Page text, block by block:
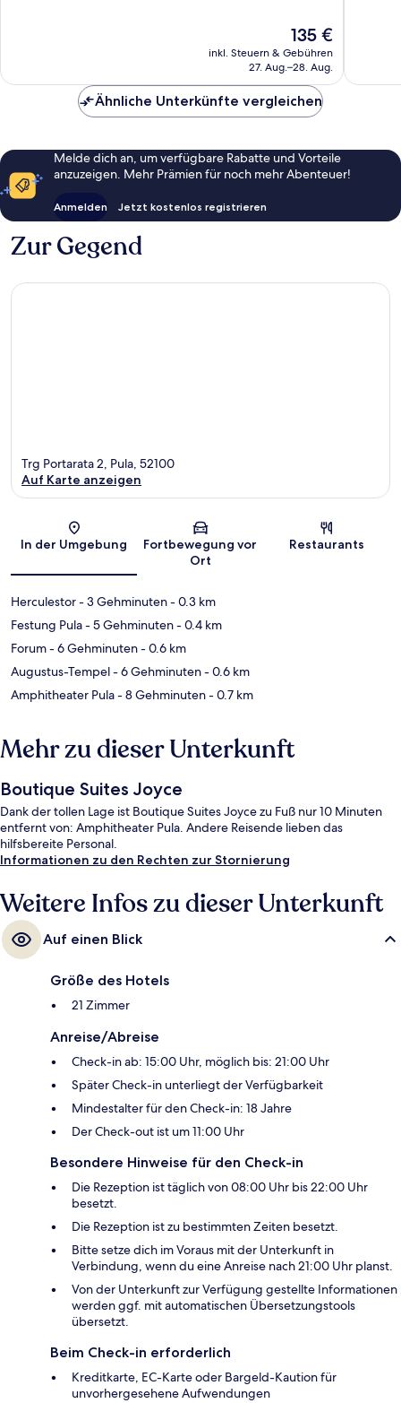
Der
Preis
beträgt
135 €
inkl. Steuern & Gebühren
27. Aug.–28. Aug.
Ähnliche Unterkünfte vergleichen
Melde dich an, um verfügbare Rabatte und Vorteile
anzuzeigen. Mehr Prämien für noch mehr Abenteuer!
Anmelden Jetzt kostenlos registrieren
Zur Gegend
Karte
Trg Portarata 2, Pula, 52100
Auf Karte anzeigen
In der Umgebung
Fortbewegung vor
Ort
Restaurants
Herculestor- 3 Gehminuten- 0.3 km
Festung Pula- 5 Gehminuten- 0.4 km
Forum- 6 Gehminuten- 0.6 km
Augustus-Tempel- 6 Gehminuten- 0.6 km
Amphitheater Pula- 8 Gehminuten- 0.7 km
Mehr zu dieser Unterkunft
Boutique Suites Joyce
Dank der tollen Lage ist Boutique Suites Joyce zu Fuß nur 10 Minuten
entfernt von: Amphitheater Pula. Andere Reisende lieben das
hilfsbereite Personal.
Informationen zu den Rechten zur Stornierung
Weitere Infos zu dieser Unterkunft
Auf einen Blick
Größe des Hotels
21 Zimmer
Anreise/Abreise
Check-in ab: 15:00 Uhr, möglich bis: 21:00 Uhr
Später Check-in unterliegt der Verfügbarkeit
Mindestalter für den Check-in: 18 Jahre
Der Check-out ist um 11:00 Uhr
Besondere Hinweise für den Check-in
Die Rezeption ist täglich von 08:00 Uhr bis 22:00 Uhr
besetzt.
Die Rezeption ist zu bestimmten Zeiten besetzt.
Bitte setze dich im Voraus mit der Unterkunft in
Verbindung, wenn du eine Anreise nach 21:00 Uhr planst.
Von der Unterkunft zur Verfügung gestellte Informationen
werden ggf. mit automatischen Übersetzungstools
übersetzt.
Beim Check-in erforderlich
Kreditkarte, EC-Karte oder Bargeld-Kaution für
unvorhergesehene Aufwendungen